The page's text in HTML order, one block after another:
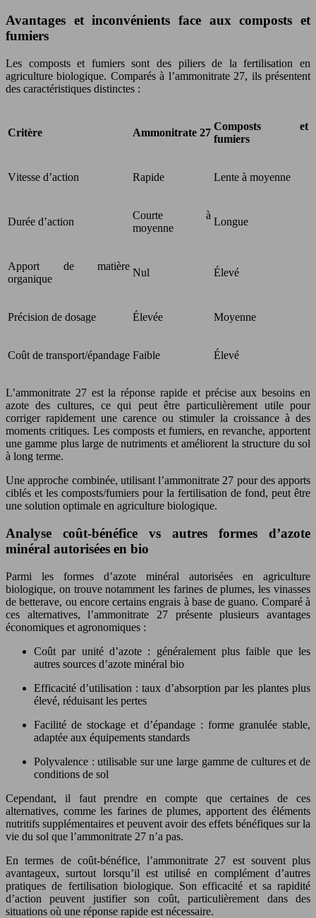
Avantages et inconvénients face aux composts et
fumiers
Les composts et fumiers sont des piliers de la fertilisation en
agriculture biologique. Comparés à l’ammonitrate 27, ils présentent
des caractéristiques distinctes :
Critère Ammonitrate 27
Composts et
fumiers
Vitesse d’action Rapide Lente à moyenne
Durée d’action
Courte à
moyenne
Longue
Apport de matière
organique
Nul Élevé
Précision de dosage Élevée Moyenne
Coût de transport/épandage Faible Élevé
L’ammonitrate 27 est la réponse rapide et précise aux besoins en
azote des cultures, ce qui peut être particulièrement utile pour
corriger rapidement une carence ou stimuler la croissance à des
moments critiques. Les composts et fumiers, en revanche, apportent
une gamme plus large de nutriments et améliorent la structure du sol
à long terme.
Une approche combinée, utilisant l’ammonitrate 27 pour des apports
ciblés et les composts/fumiers pour la fertilisation de fond, peut être
une solution optimale en agriculture biologique.
Analyse coût-bénéfice vs autres formes d’azote
minéral autorisées en bio
Parmi les formes d’azote minéral autorisées en agriculture
biologique, on trouve notamment les farines de plumes, les vinasses
de betterave, ou encore certains engrais à base de guano. Comparé à
ces alternatives, l’ammonitrate 27 présente plusieurs avantages
économiques et agronomiques :
Coût par unité d’azote : généralement plus faible que les
autres sources d’azote minéral bio
Efficacité d’utilisation : taux d’absorption par les plantes plus
élevé, réduisant les pertes
Facilité de stockage et d’épandage : forme granulée stable,
adaptée aux équipements standards
Polyvalence : utilisable sur une large gamme de cultures et de
conditions de sol
Cependant, il faut prendre en compte que certaines de ces
alternatives, comme les farines de plumes, apportent des éléments
nutritifs supplémentaires et peuvent avoir des effets bénéfiques sur la
vie du sol que l’ammonitrate 27 n’a pas.
En termes de coût-bénéfice, l’ammonitrate 27 est souvent plus
avantageux, surtout lorsqu’il est utilisé en complément d’autres
pratiques de fertilisation biologique. Son efficacité et sa rapidité
d’action peuvent justifier son coût, particulièrement dans des
situations où une réponse rapide est nécessaire.